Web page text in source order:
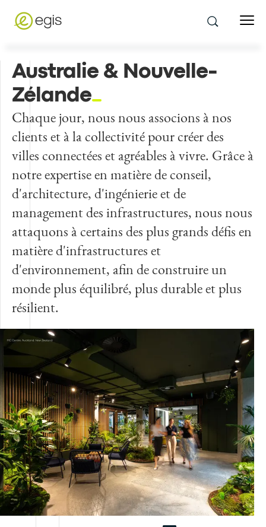
Australie & Nouvelle-
Zélande
Chaque jour, nous nous associons à nos
clients et à la collectivité pour créer des
villes connectées et agréables à vivre. Grâce à
notre expertise en matière de conseil,
d'architecture, d'ingénierie et de
management des infrastructures, nous nous
attaquons à certains des plus grands défis en
matière d'infrastructures et
d'environnement, afin de construire un
monde plus équilibré, plus durable et plus
résilient.